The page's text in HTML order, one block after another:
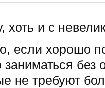
хоть и с
если хорошо
без
не требуют